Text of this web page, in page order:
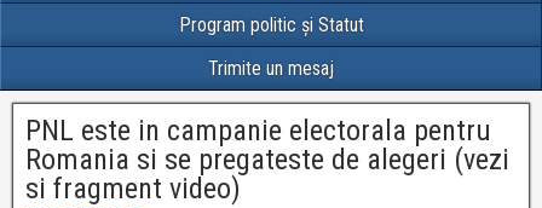
Program politic și Statut
Trimite un mesaj
PNL este in campanie electorala pentru
Romania si se pregateste de alegeri (vezi
si fragment video)